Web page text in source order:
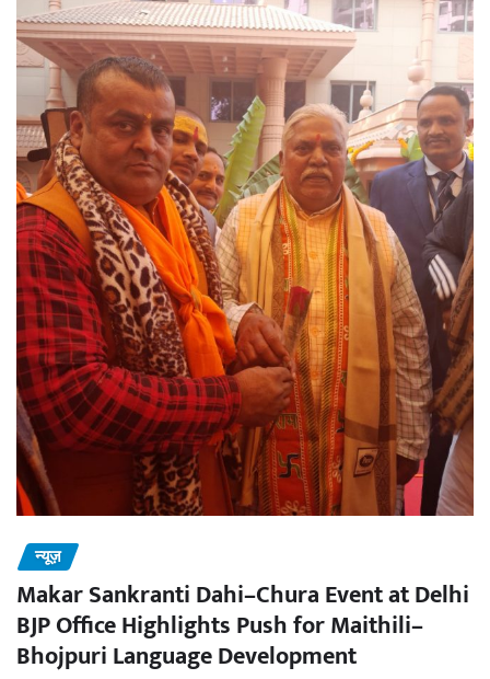
न्यूज़
Makar Sankranti Dahi–Chura Event at Delhi
BJP Office Highlights Push for Maithili–
Bhojpuri Language Development